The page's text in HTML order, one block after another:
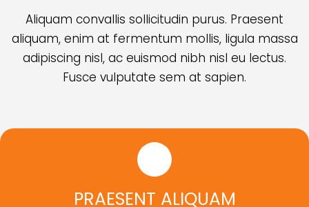
Aliquam convallis sollicitudin purus. Praesent
aliquam, enim at fermentum mollis, ligula massa
adipiscing nisl, ac euismod nibh nisl eu lectus.
Fusce vulputate sem at sapien.
PRAESENT ALIQUAM